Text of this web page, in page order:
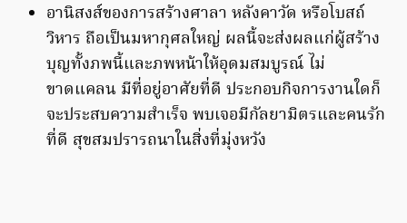
อานิสงส์ของการสร้างศาลา หลังคาวัด หรือโบสถ์
วิหาร ถือเป็นมหากุศลใหญ่ ผลนี้จะส่งผลแก่ผู้สร้าง
บุญทั้งภพนี้และภพหน้าให้อุดมสมบูรณ์ ไม่
ขาดแคลน มีที่อยู่อาศัยที่ดี ประกอบกิจการงานใดก็
จะประสบความสำเร็จ พบเจอมีกัลยามิตรและคนรัก
ที่ดี สุขสมปรารถนาในสิ่งที่มุ่งหวัง